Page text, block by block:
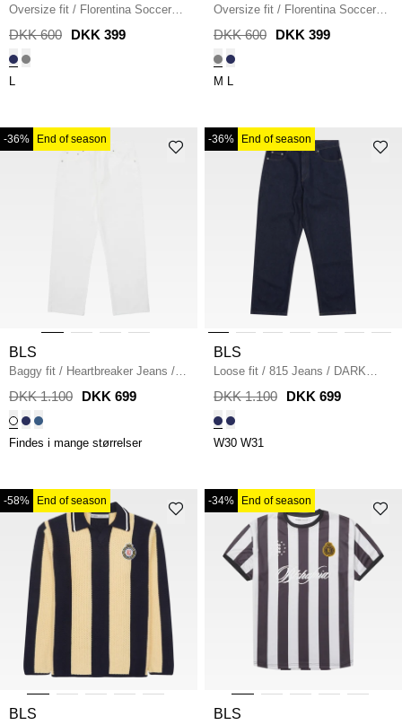
Oversize fit / Florentina Soccer
Jersey / LIGHT BLUE
DKK 600 DKK 399
L
Oversize fit / Florentina Soccer
Jersey / GREY
DKK 600 DKK 399
M L
-36% End of season
BLS
Baggy fit / Heartbreaker Jeans /
WHITE
DKK 1.100 DKK 699
Findes i mange størrelser
-36% End of season
BLS
Loose fit / 815 Jeans / DARK
BLUE
DKK 1.100 DKK 699
W30 W31
-58% End of season
BLS
-34% End of season
BLS